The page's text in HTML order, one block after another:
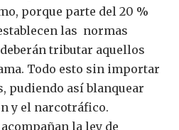
porque parte del 20 %
las normas
tributar aquellos
Todo esto sin importar
pudiendo así blanquear
y el narcotráfico.
la ley de